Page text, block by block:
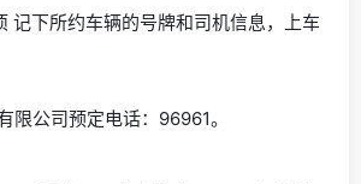
记下所约车辆的号牌和司机信息，上车
限公司预定电话：96961。